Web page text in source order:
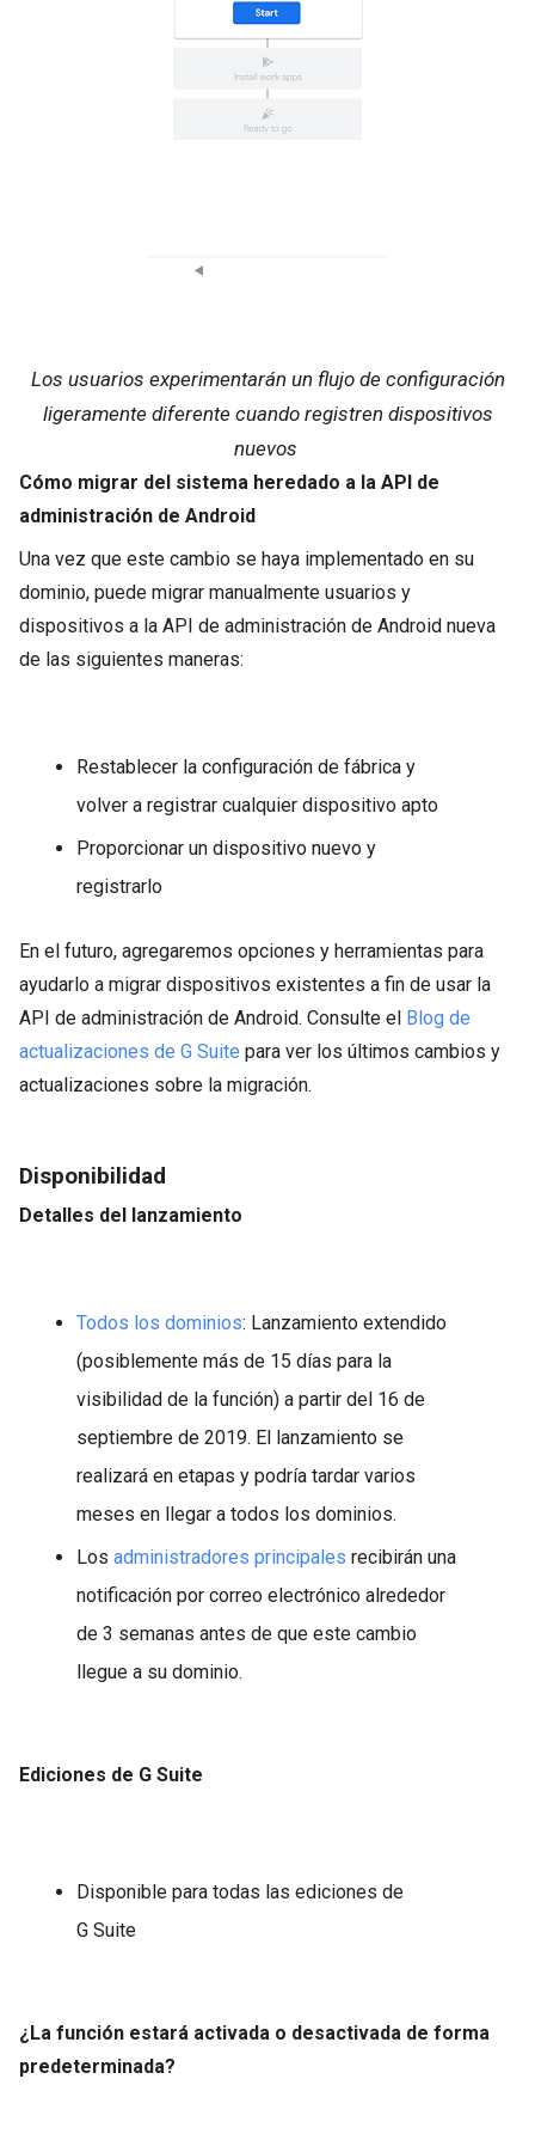
Los usuarios experimentarán un flujo de configuración
ligeramente diferente cuando registren dispositivos
nuevos
Cómo migrar del sistema heredado a la API de
administración de Android
Una vez que este cambio se haya implementado en su
dominio, puede migrar manualmente usuarios y
dispositivos a la API de administración de Android nueva
de las siguientes maneras:
Restablecer la configuración de fábrica y
volver a registrar cualquier dispositivo apto
Proporcionar un dispositivo nuevo y
registrarlo
En el futuro, agregaremos opciones y herramientas para
ayudarlo a migrar dispositivos existentes a fin de usar la
API de administración de Android. Consulte el Blog de
actualizaciones de G Suite para ver los últimos cambios y
actualizaciones sobre la migración.
Disponibilidad
Detalles del lanzamiento
Todos los dominios: Lanzamiento extendido
(posiblemente más de 15 días para la
visibilidad de la función) a partir del 16 de
septiembre de 2019. El lanzamiento se
realizará en etapas y podría tardar varios
meses en llegar a todos los dominios.
Los administradores principales recibirán una
notificación por correo electrónico alrededor
de 3 semanas antes de que este cambio
llegue a su dominio.
Ediciones de G Suite
Disponible para todas las ediciones de
G Suite
¿La función estará activada o desactivada de forma
predeterminada?